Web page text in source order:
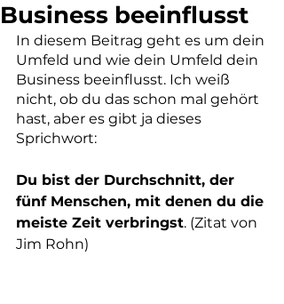
Business beeinflusst
In diesem Beitrag geht es um dein
Umfeld und wie dein Umfeld dein
Business beeinflusst. Ich weiß
nicht, ob du das schon mal gehört
hast, aber es gibt ja dieses
Sprichwort:
Du bist der Durchschnitt, der
fünf Menschen, mit denen du die
meiste Zeit verbringst. (Zitat von
Jim Rohn)